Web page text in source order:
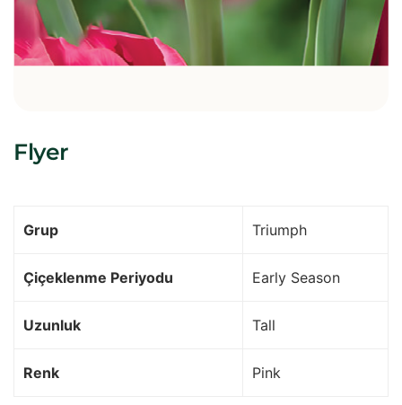
Flyer
Grup Triumph
Çiçeklenme Periyodu Early Season
Uzunluk Tall
Renk Pink